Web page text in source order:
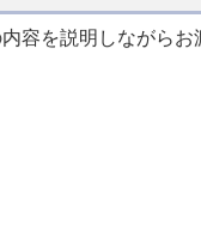
容を説明しながら